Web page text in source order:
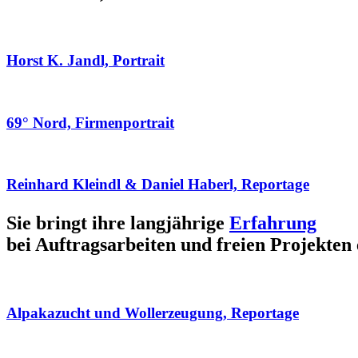
Horst K. Jandl, Portrait
69° Nord, Firmenportrait
Reinhard Kleindl & Daniel Haberl, Reportage
Sie bringt ihre langjährige Erfahrung
bei Auftragsarbeiten und freien Projekten
Alpakazucht und Wollerzeugung, Reportage